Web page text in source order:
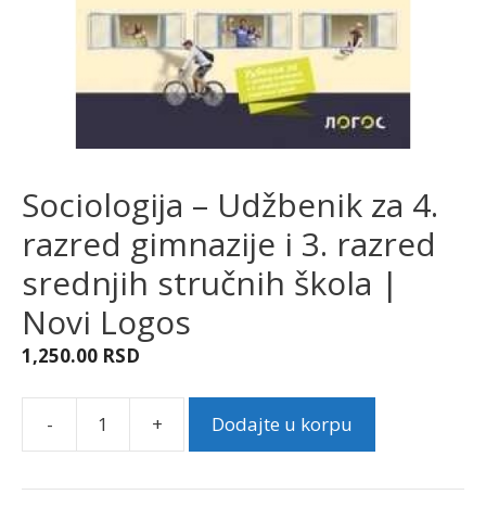
Sociologija – Udžbenik za 4.
razred gimnazije i 3. razred
srednjih stručnih škola |
Novi Logos
1,250.00 RSD
-
Sociologija
Udžbenik
+ Dodajte u korpu